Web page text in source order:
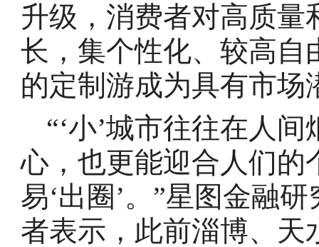
升级，消费者对高质
长，集个性化、较高自
的定制游成为具有市
“‘小’城市往往在人
心，也更能迎合人们的
易‘出圈’。”星图金融
者表示，此前淄博、天